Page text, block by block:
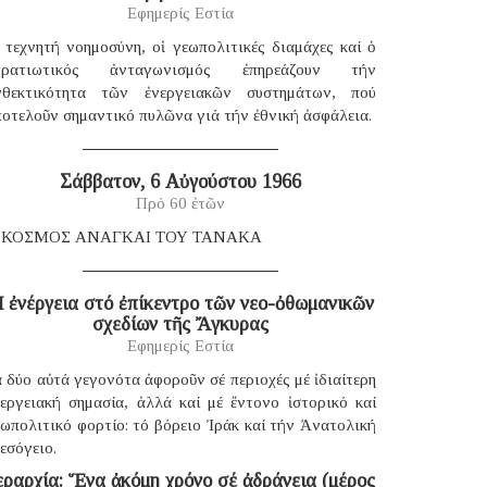
Εφημερίς Εστία
νοημοσύνη, οἱ γεωπολιτικές διαμάχες καί ὁ
ἀνταγωνισμός ἐπηρεάζουν τήν
τῶν ἐνεργειακῶν συστημάτων, πού
σημαντικό πυλῶνα γιά τήν ἐθνική ἀσφάλεια.
Σάββατον, 6 Αὐγούστου 1966
Πρό 60 ἐτῶν
ΑΝΑΓΚΑΙ ΤΟΥ ΤΑΝΑΚΑ
στό ἐπίκεντρο τῶν νεο-ὀθωμανικῶν
σχεδίων τῆς Ἄγκυρας
Εφημερίς Εστία
δύο αὐτά γεγονότα ἀφοροῦν σέ περιοχές μέ ἰδιαίτερη
σημασία, ἀλλά καί μέ ἔντονο ἱστορικό καί
φορτίο: τό βόρειο Ἰράκ καί τήν Ἀνατολική
Ἕνα ἀκόμη χρόνο σέ ἀδράνεια (μέρος